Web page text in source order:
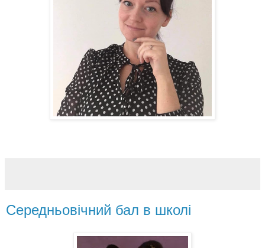
Середньовічний бал в школі